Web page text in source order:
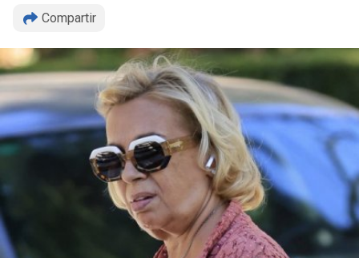
Compartir
Copiar